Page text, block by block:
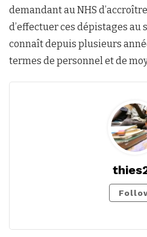
demandant au NHS
d’effectuer ces dépistages au
connaît depuis plusieurs
termes de personnel et de